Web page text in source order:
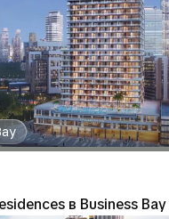
в Business Bay